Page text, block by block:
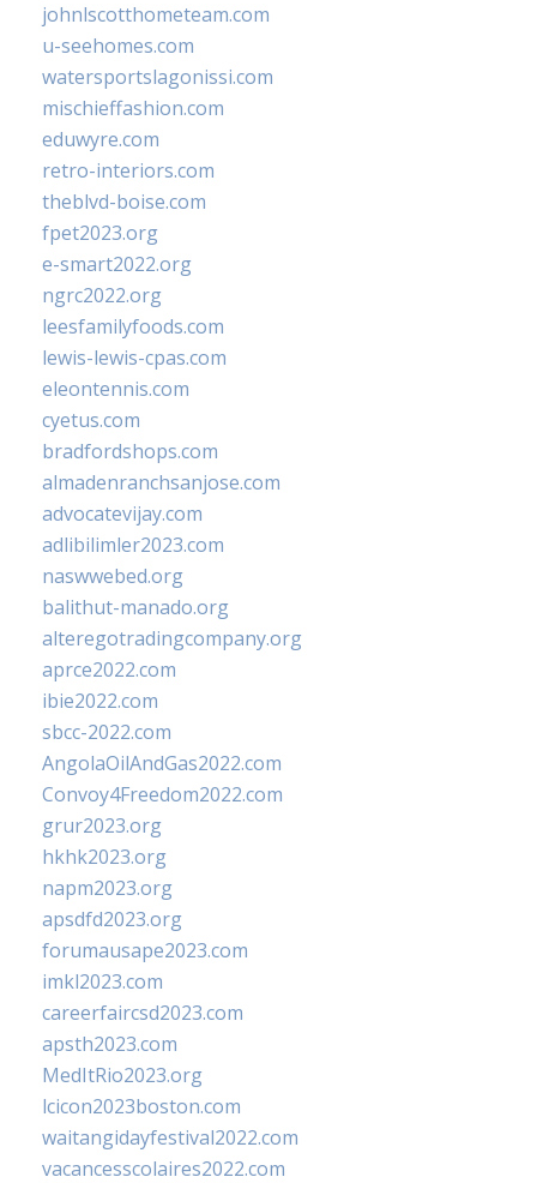
johnlscotthometeam.com
u-seehomes.com
watersportslagonissi.com
mischieffashion.com
eduwyre.com
retro-interiors.com
theblvd-boise.com
fpet2023.org
e-smart2022.org
ngrc2022.org
leesfamilyfoods.com
lewis-lewis-cpas.com
eleontennis.com
cyetus.com
bradfordshops.com
almadenranchsanjose.com
advocatevijay.com
adlibilimler2023.com
naswwebed.org
balithut-manado.org
alteregotradingcompany.org
aprce2022.com
ibie2022.com
sbcc-2022.com
AngolaOilAndGas2022.com
Convoy4Freedom2022.com
grur2023.org
hkhk2023.org
napm2023.org
apsdfd2023.org
forumausape2023.com
imkl2023.com
careerfaircsd2023.com
apsth2023.com
MedItRio2023.org
lcicon2023boston.com
waitangidayfestival2022.com
vacancesscolaires2022.com